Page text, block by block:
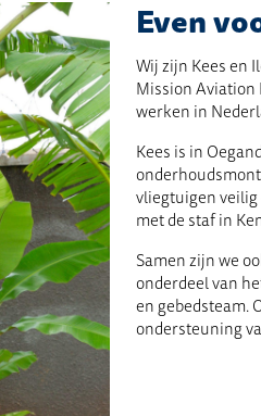
Even
Wij zijn Kees en
Mission Aviation
werken in
Kees is in
vliegtuigen
met de staf in
Samen zijn we
onderdeel van
en gebedsteam.
ondersteuning